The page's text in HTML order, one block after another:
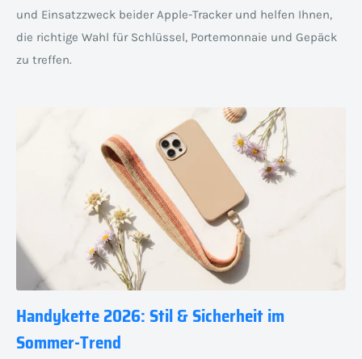
und Einsatzzweck beider Apple-Tracker und helfen Ihnen,
die richtige Wahl für Schlüssel, Portemonnaie und Gepäck
zu treffen.
Handykette 2026: Stil & Sicherheit im
Sommer-Trend